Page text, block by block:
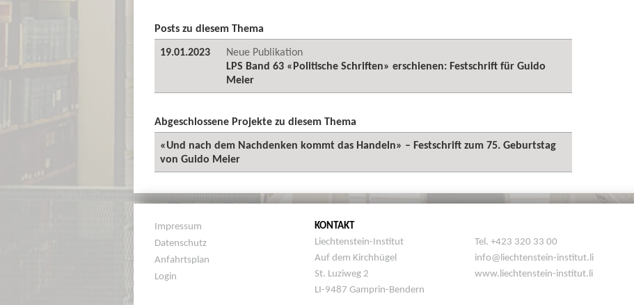
Posts zu diesem Thema
19.01.2023
Neue Publikation
LPS Band 63 «Politische Schriften» erschienen: Festschrift für Guido
Meier
Abgeschlossene Projekte zu diesem Thema
«Und nach dem Nachdenken kommt das Handeln» – Festschrift zum 75. Geburtstag
von Guido Meier
Impressum
Datenschutz
Anfahrtsplan
Login
KONTAKT
Liechtenstein-Institut
Auf dem Kirchhügel
St. Luziweg 2
LI-9487 Gamprin-Bendern
Tel. +423 320 33 00
info@liechtenstein-institut.li
www.liechtenstein-institut.li